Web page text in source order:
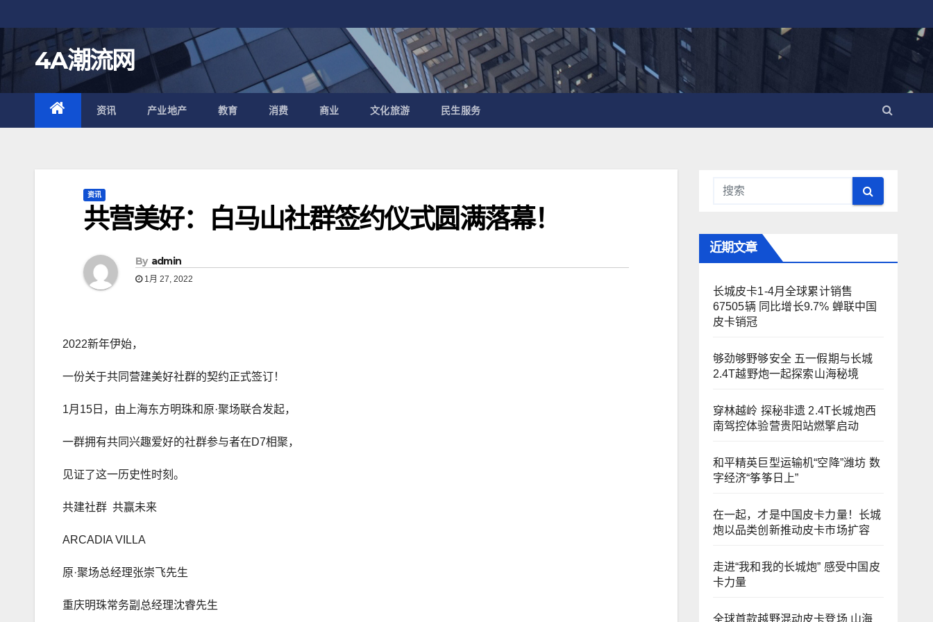
至
内
容
4A潮流网
资讯 产业地产 教育 消费 商业 文化旅游 民生服务
资讯
共营美好：白马山社群签约仪式圆满落幕！
By admin
1月 27, 2022
2022新年伊始，
一份关于共同营建美好社群的契约正式签订！
1月15日，由上海东方明珠和原·聚场联合发起，
一群拥有共同兴趣爱好的社群参与者在D7相聚，
见证了这一历史性时刻。
共建社群 共赢未来
ARCADIA VILLA
原·聚场总经理张崇飞先生
重庆明珠常务副总经理沈睿先生
近期文章
长城皮卡1-4月全球累计销售
67505辆 同比增长9.7% 蝉联中国
皮卡销冠
够劲够野够安全 五一假期与长城
2.4T越野炮一起探索山海秘境
穿林越岭 探秘非遗 2.4T长城炮西
南驾控体验营贵阳站燃擎启动
和平精英巨型运输机“空降”潍坊 数
字经济“筝筝日上”
在一起，才是中国皮卡力量！长城
炮以品类创新推动皮卡市场扩容
走进“我和我的长城炮” 感受中国皮
卡力量
全球首款越野混动皮卡登场 山海